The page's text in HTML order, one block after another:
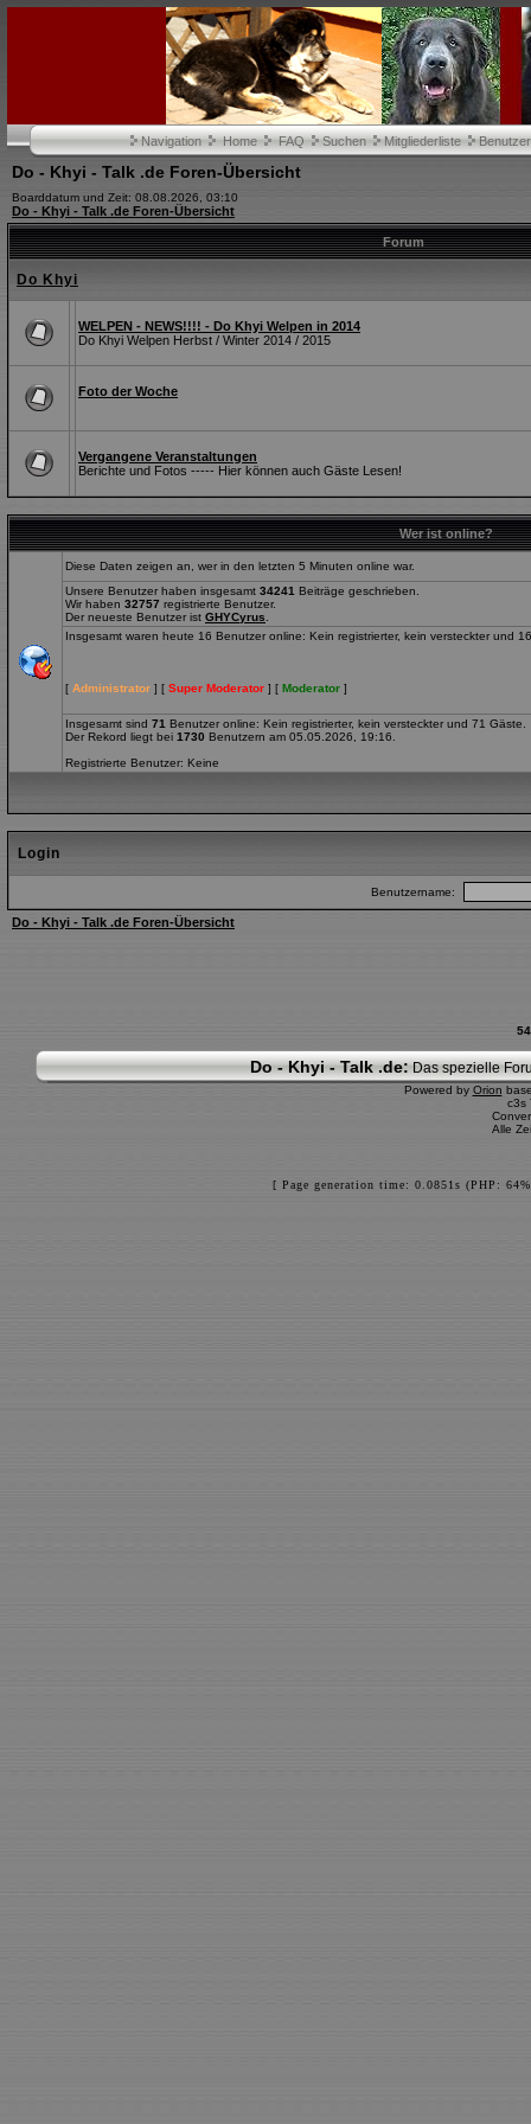
Navigation Home FAQ Suchen Mitgliederliste
Do - Khyi - Talk .de Foren-Übersicht
Boarddatum und Zeit: 08.08.2026, 03:10
Do - Khyi - Talk .de Foren-Übersicht
Forum
Do Khyi
WELPEN - NEWS!!!! - Do Khyi Welpen in 2014
Do Khyi Welpen Herbst / Winter 2014 / 2015
Foto der Woche
Vergangene Veranstaltungen
Berichte und Fotos ----- Hier können auch Gäste Lesen!
Wer ist online?
Diese Daten zeigen an, wer in den letzten 5 Minuten online war.
Unsere Benutzer haben insgesamt 34241 Beiträge geschrieben.
Wir haben 32757 registrierte Benutzer.
Der neueste Benutzer ist GHYCyrus
Insgesamt waren heute 16 Benutzer online: Kein registrierter, kein versteckter und
[ Administrator ] [ Super Moderator ] [ Moderator ]
Insgesamt sind 71 Benutzer online: Kein registrierter, kein versteckter und 71 Gäste.
Der Rekord liegt bei 1730 Benutzern am 05.05.2026, 19:16.
Registrierte Benutzer: Keine
Login
Benutzername:
Do - Khyi - Talk .de Foren-Übersicht
Do - Khyi - Talk .de: Das spezielle
Powered by Orion
c3s
Alle
[ Page generation time: 0.0851s (PHP: